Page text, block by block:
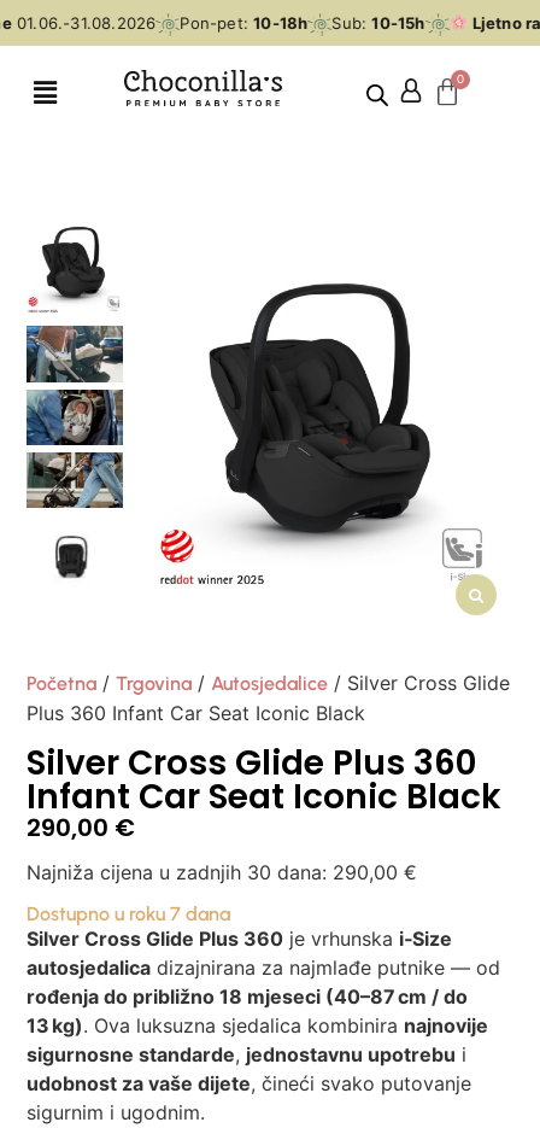
01.06.-31.08.2026 Pon-pet:10-18h Sub:10-15h Ljetno
Početna /Trgovina /Autosjedalice / Silver Cross Glide
Plus 360 Infant Car Seat Iconic Black
Silver Cross Glide Plus 360
Infant Car Seat Iconic Black
290,00 €
Najniža cijena u zadnjih 30 dana: 290,00€
Dostupno u roku 7 dana
Silver Cross Glide Plus 360 je vrhunska i‑Size
autosjedalica dizajnirana za najmlađe putnike — od
rođenja do približno 18 mjeseci (40–87 cm / do
13 kg). Ova luksuzna sjedalica kombinira najnovije
sigurnosne standarde, jednostavnu upotrebu i
udobnost za vaše dijete, čineći svako putovanje
sigurnim i ugodnim.